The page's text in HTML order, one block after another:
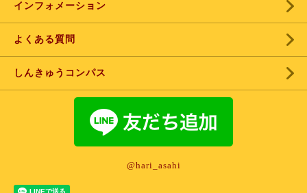
インフォメーション
よくある質問
しんきゅうコンパス
@hari_asahi